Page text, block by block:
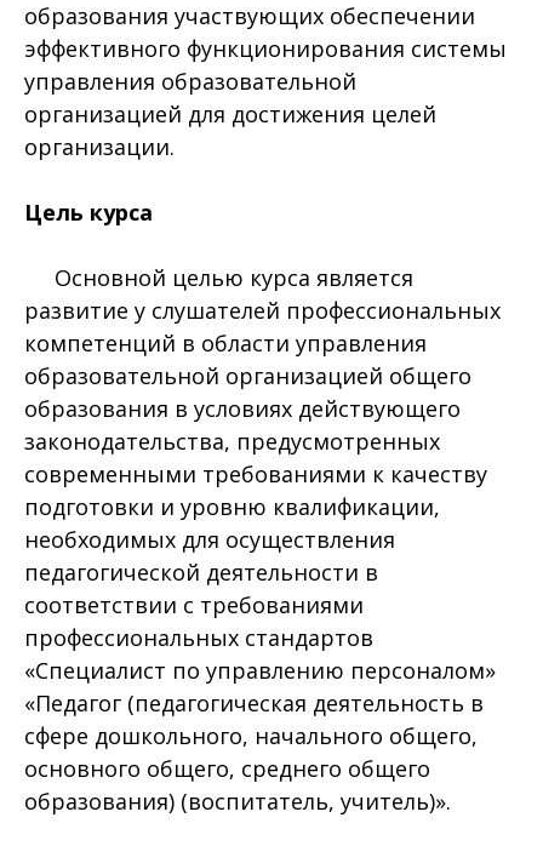
образования участвующих обеспечении
эффективного функционирования системы
управления образовательной
организацией для достижения целей
организации.
Цель курса
Основной целью курса является
развитие у слушателей профессиональных
компетенций в области управления
образовательной организацией общего
образования в условиях действующего
законодательства, предусмотренных
современными требованиями к качеству
подготовки и уровню квалификации,
необходимых для осуществления
педагогической деятельности в
соответствии с требованиями
профессиональных стандартов
«Специалист по управлению персоналом»
«Педагог (педагогическая деятельность в
сфере дошкольного, начального общего,
основного общего, среднего общего
образования) (воспитатель, учитель)».